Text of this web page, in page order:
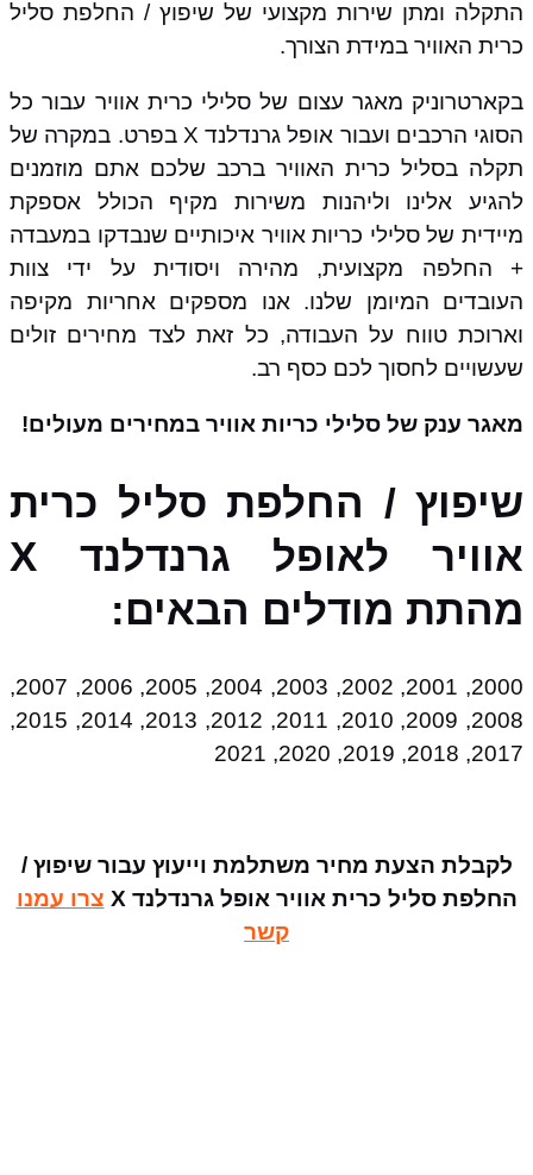
התקלה ומתן שירות מקצועי של שיפוץ / החלפת סליל
כרית האוויר במידת הצורך.
בקארטרוניק מאגר עצום של סלילי כרית אוויר עבור כל
הסוגי הרכבים ועבור אופל גרנדלנד X בפרט. במקרה של
תקלה בסליל כרית האוויר ברכב שלכם אתם מוזמנים
להגיע אלינו וליהנות משירות מקיף הכולל אספקת
מיידית של סלילי כריות אוויר איכותיים שנבדקו במעבדה
+ החלפה מקצועית, מהירה ויסודית על ידי צוות
העובדים המיומן שלנו. אנו מספקים אחריות מקיפה
וארוכת טווח על העבודה, כל זאת לצד מחירים זולים
שעשויים לחסוך לכם כסף רב.
מאגר ענק של סלילי כריות אוויר במחירים מעולים!
שיפוץ / החלפת סליל כרית
אוויר לאופל גרנדלנד X
מהתת מודלים הבאים:
2000, 2001, 2002, 2003, 2004, 2005, 2006, 2007,
2008, 2009, 2010, 2011, 2012, 2013, 2014, 2015,
2017, 2018, 2019, 2020, 2021
לקבלת הצעת מחיר משתלמת וייעוץ עבור שיפוץ /
החלפת סליל כרית אוויר אופל גרנדלנד X
צרו עמנו
קשר